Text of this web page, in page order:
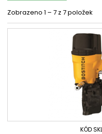
Zobrazeno 1 – 7 z 7 položek
KÓD